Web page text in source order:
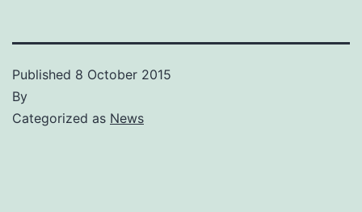
Published 8 October 2015
By
Categorized as News